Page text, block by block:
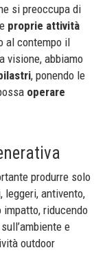
si preoccupa di
proprie attività
al contempo il
visione, abbiamo
, ponendo le
operare
produrre solo
antivento,
riducendo
e
outdoor